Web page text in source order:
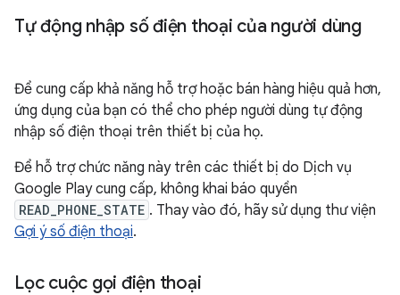
Tự động nhập số điện thoại của người dùng
Để cung cấp khả năng hỗ trợ hoặc bán hàng hiệu quả hơn,
ứng dụng của bạn có thể cho phép người dùng tự động
nhập số điện thoại trên thiết bị của họ.
Để hỗ trợ chức năng này trên các thiết bị do Dịch vụ
Google Play cung cấp, không khai báo quyền
READ_PHONE_STATE . Thay vào đó, hãy sử dụng thư viện
Gợi ý số điện thoại.
Lọc cuộc gọi điện thoại